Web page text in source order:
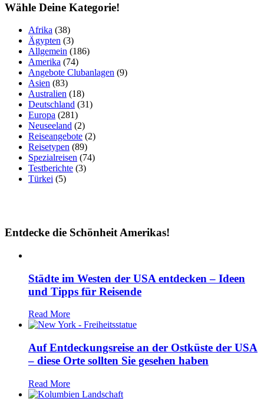
Wähle Deine Kategorie!
Afrika (38)
Ägypten (3)
Allgemein (186)
Amerika (74)
Angebote Clubanlagen (9)
Asien (83)
Australien (18)
Deutschland (31)
Europa (281)
Neuseeland (2)
Reiseangebote (2)
Reisetypen (89)
Spezialreisen (74)
Testberichte (3)
Türkei (5)
Entdecke die Schönheit Amerikas!
Städte im Westen der USA entdecken – Ideen
und Tipps für Reisende
Read More
Auf Entdeckungsreise an der Ostküste der USA
– diese Orte sollten Sie gesehen haben
Read More